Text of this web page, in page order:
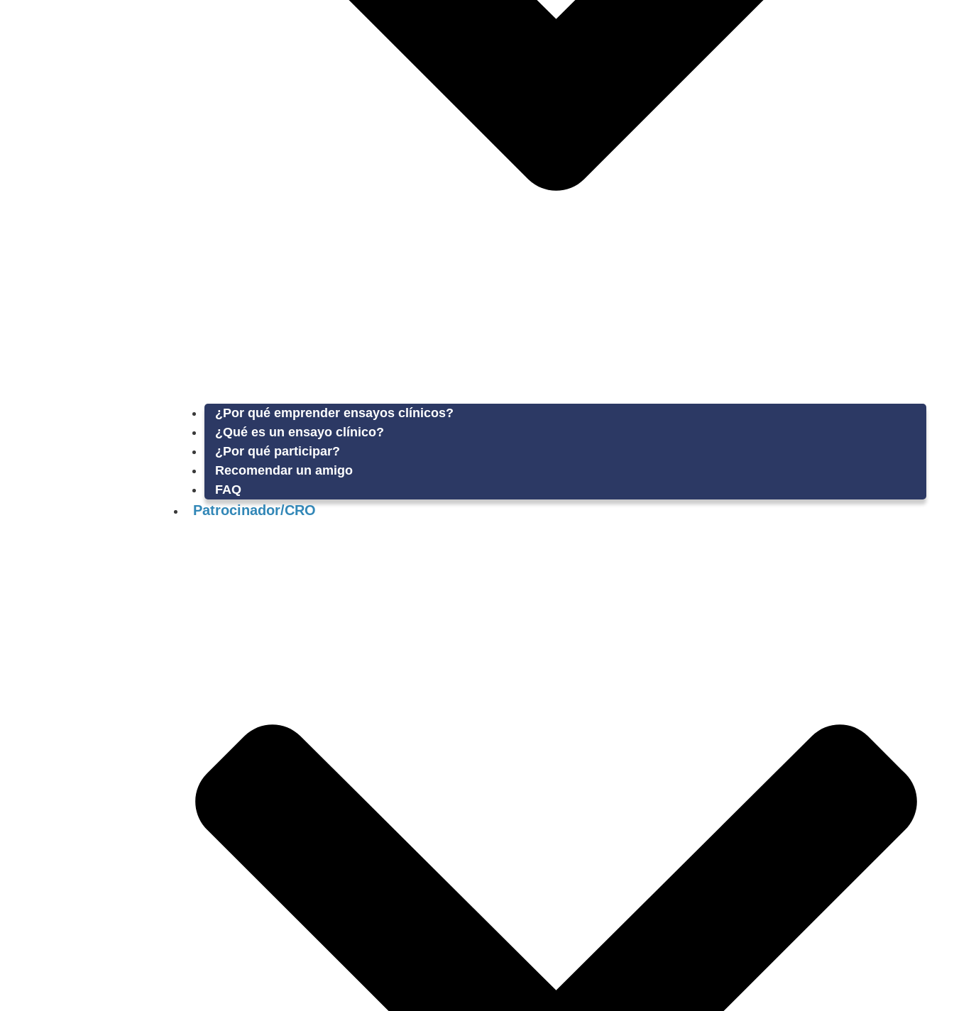
¿Por qué emprender ensayos clínicos?
¿Qué es un ensayo clínico?
¿Por qué participar?
Recomendar un amigo
FAQ
Patrocinador/CRO